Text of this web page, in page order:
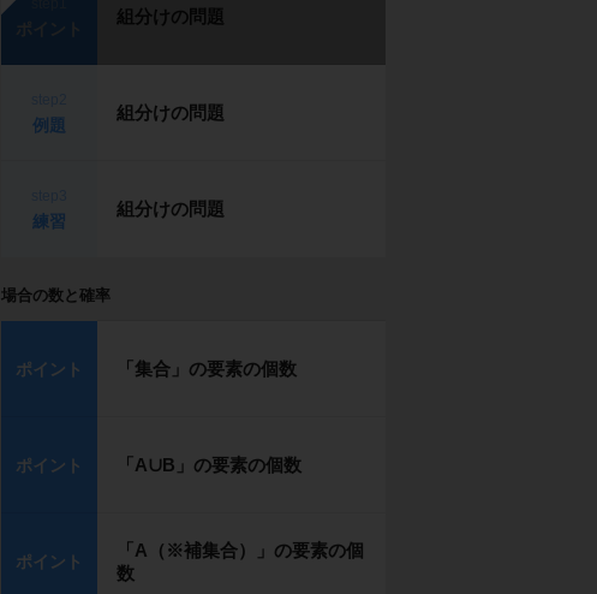
組分けの問題
例題
組分けの問題
練習
組分けの問題
場合の数と確率
ポイント 「集合」の要素の個数
ポイント 「A∪B」の要素の個数
ポイント
「A（※補集合）」の要素の個
数